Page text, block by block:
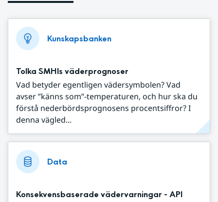
Kunskapsbanken
Tolka SMHIs väderprognoser
Vad betyder egentligen vädersymbolen? Vad
avser ”känns som”-temperaturen, och hur ska du
förstå nederbördsprognosens procentsiffror? I
denna vägled...
Data
Konsekvensbaserade vädervarningar - API